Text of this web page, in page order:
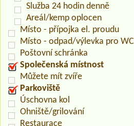
Služba 24 hodin denně
Areál/kemp oplocen
Místo - přípojka el. proudu
Místo - odpad/výlevka pro WC
Poštovní schránka
Společenská místnost
Můžete mít zvíře
Parkoviště
Úschovna kol
Ohniště/grilování
Restaurace